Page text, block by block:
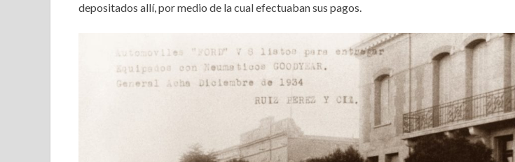
depositados allí, por medio de la cual efectuaban sus pagos.